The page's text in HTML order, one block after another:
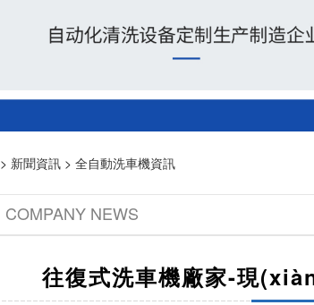
> 新聞資訊 > 全自動洗車機資訊
COMPANY NEWS
往復式洗車機廠家-現